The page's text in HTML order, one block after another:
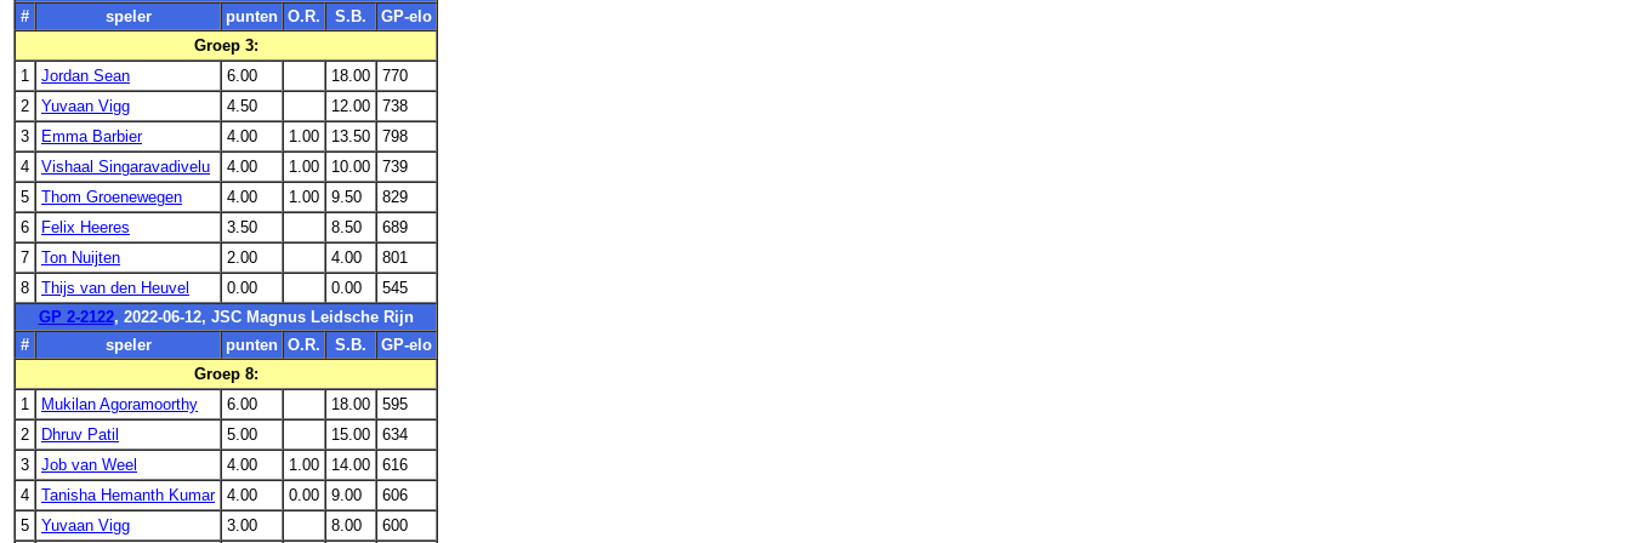
#
speler punten O.R. S.B.
GP-elo
Groep 3:
1
Jordan Sean 6.00 18.00
770
2
Yuvaan Vigg 4.50 12.00
738
3
Emma Barbier 4.00 1.00 13.50
798
4
Vishaal Singaravadivelu 4.00 1.00 10.00
739
5
Thom Groenewegen 4.00 1.00 9.50
829
6
Felix Heeres 3.50 8.50
689
7
Ton Nuijten 2.00 4.00
801
8
Thijs van den Heuvel 0.00 0.00
545
GP 2-2122, 2022-06-12, JSC Magnus Leidsche Rijn
#
speler punten O.R. S.B.
GP-elo
Groep 8:
1
Mukilan Agoramoorthy 6.00 18.00
595
2
Dhruv Patil 5.00 15.00
634
3
Job van Weel 4.00 1.00 14.00
616
4
Tanisha Hemanth Kumar 4.00 0.00 9.00
606
5
Yuvaan Vigg 3.00 8.00 600